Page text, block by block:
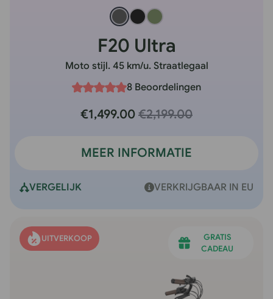
F20 Ultra
Moto stijl. 45 km/u. Straatlegaal
8 Beoordelingen
€1,499.00 €2,199.00
MEER INFORMATIE
VERGELIJK VERKRIJGBAAR IN EU
UITVERKOOP
GRATIS
CADEAU